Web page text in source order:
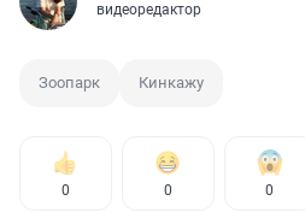
видеоредактор
Зоопарк Кинкажу
0 0 0